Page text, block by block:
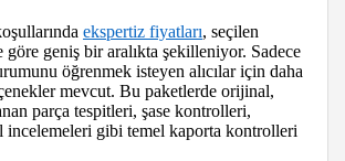
ekspertiz fiyatları, seçilen
göre geniş bir aralıkta şekilleniyor. Sadece
öğrenmek isteyen alıcılar için daha
mevcut. Bu paketlerde orijinal,
parça tespitleri, şase kontrolleri,
incelemeleri gibi temel kaporta kontrolleri